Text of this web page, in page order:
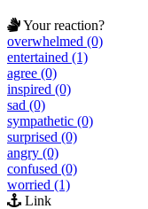
Your reaction?
overwhelmed (0)
entertained (1)
agree (0)
inspired (0)
sad (0)
sympathetic (0)
surprised (0)
angry (0)
confused (0)
worried (1)
Link